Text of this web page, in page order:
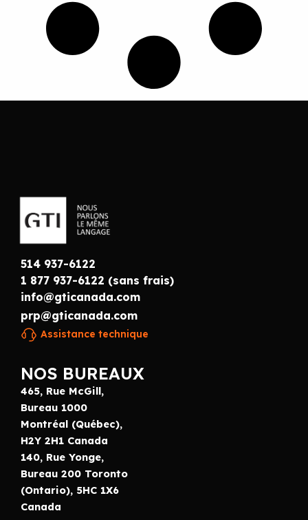
514 937-6122
1 877 937-6122 (sans frais)
info@gticanada.com
prp@gticanada.com
Assistance technique
NOS BUREAUX
465, Rue McGill,
Bureau 1000
Montréal (Québec),
H2Y 2H1 Canada
140, Rue Yonge,
Bureau 200 Toronto
(Ontario), 5HC 1X6
Canada